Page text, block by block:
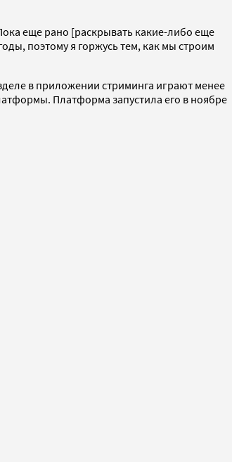
еще рано [раскрывать какие-либо еще
поэтому я горжусь тем, как мы строим
в приложении стриминга играют менее
Платформа запустила его в ноябре